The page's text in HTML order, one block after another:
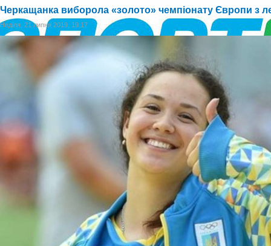
Черкащанка виборола «золото» чемпіонату Європи з
Неділя, 21 липня 2019, 19:17